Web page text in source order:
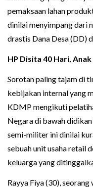
pemaksaan lahan
dinilai menyimpang dari
drastis Dana Desa (DD)
HP Disita 40 Hari,
Sorotan paling tajam di
kebijakan internal yang
KDMP mengikuti
Negara di bawah
semi-militer ini dinilai
sebuah unit usaha retail
keluarga yang
Rayya Fiya (30),